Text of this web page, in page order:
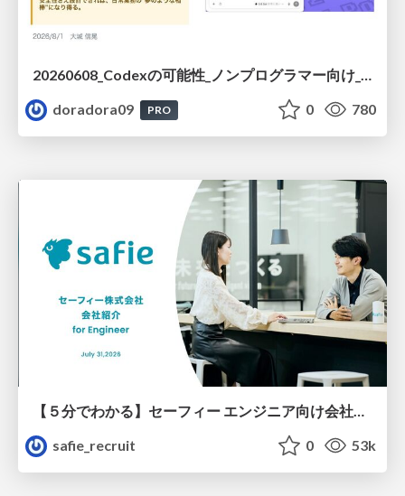
20260608_Codexの可能性_ノンプログラマー向け_大城追記
doradora09
PRO 0 780
【５分でわかる】セーフィー エンジニア向け会社紹介
safie_recruit
0 53k